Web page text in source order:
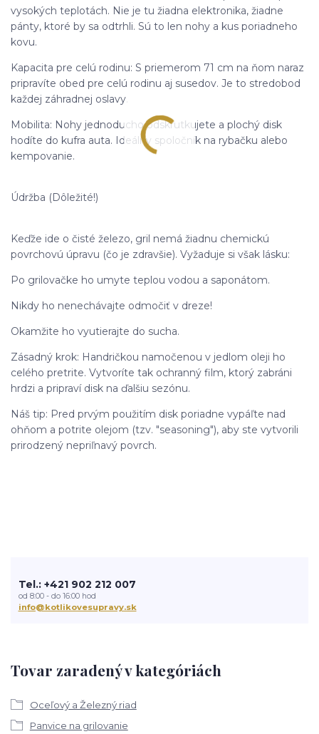
vysokých teplotách. Nie je tu žiadna elektronika, žiadne
pánty, ktoré by sa odtrhli. Sú to len nohy a kus poriadneho
kovu.
Kapacita pre celú rodinu: S priemerom 71 cm na ňom naraz
pripravíte obed pre celú rodinu aj susedov. Je to stredobod
každej záhradnej oslavy.
Mobilita: Nohy jednoducho odskrutkujete a plochý disk
hodíte do kufra auta. Ideálny spoločník na rybačku alebo
kempovanie.
Údržba (Dôležité!)
Keďže ide o čisté železo, gril nemá žiadnu chemickú
povrchovú úpravu (čo je zdravšie). Vyžaduje si však lásku:
Po grilovačke ho umyte teplou vodou a saponátom.
Nikdy ho nenechávajte odmočiť v dreze!
Okamžite ho vyutierajte do sucha.
Zásadný krok: Handričkou namočenou v jedlom oleji ho
celého pretrite. Vytvoríte tak ochranný film, ktorý zabráni
hrdzi a pripraví disk na ďalšiu sezónu.
Náš tip: Pred prvým použitím disk poriadne vypáľte nad
ohňom a potrite olejom (tzv. "seasoning"), aby ste vytvorili
prirodzený nepriľnavý povrch.
Tovar zaradený v kategóriách
Oceľový a Železný riad
Panvice na grilovanie
Tel.: +421 902 212 007
od 8:00 - do 16:00 hod
info@kotlikovesupravy.sk